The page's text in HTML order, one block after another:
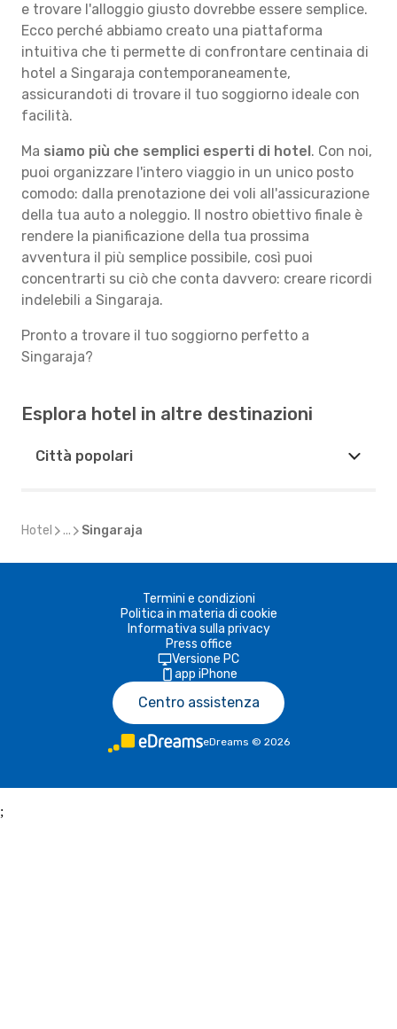
e trovare l'alloggio giusto dovrebbe essere semplice.
Ecco perché abbiamo creato una piattaforma
intuitiva che ti permette di confrontare centinaia di
hotel a Singaraja contemporaneamente,
assicurandoti di trovare il tuo soggiorno ideale con
facilità.
Ma siamo più che semplici esperti di hotel. Con noi,
puoi organizzare l'intero viaggio in un unico posto
comodo: dalla prenotazione dei voli all'assicurazione
della tua auto a noleggio. Il nostro obiettivo finale è
rendere la pianificazione della tua prossima
avventura il più semplice possibile, così puoi
concentrarti su ciò che conta davvero: creare ricordi
indelebili a Singaraja.
Pronto a trovare il tuo soggiorno perfetto a
Singaraja?
Esplora hotel in altre destinazioni
Città popolari
Hotel ... Singaraja
Termini e condizioni
Politica in materia di cookie
Informativa sulla privacy
Press office
Versione PC
app iPhone
Centro assistenza
eDreams © 2026
;